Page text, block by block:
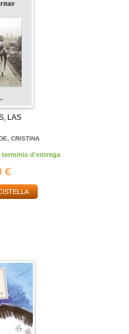
LAS
CRISTINA
terminis d'entrega
€